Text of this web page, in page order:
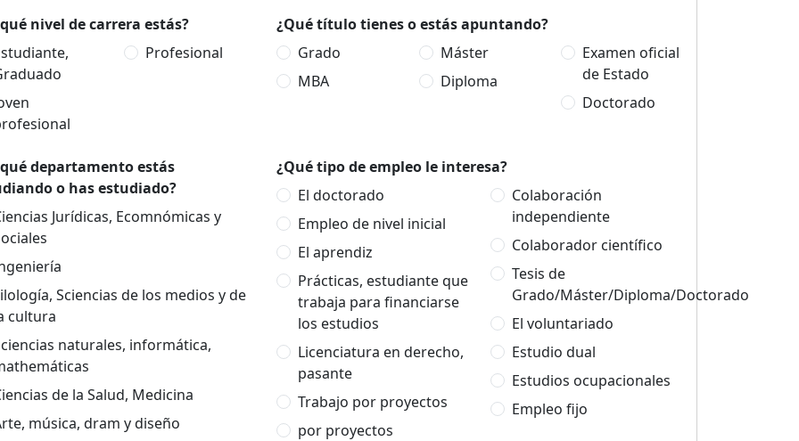
nivel de carrera estás?
Profesional
¿Qué título tienes o estás apuntando?
Grado
MBA
Máster
Diploma
Examen oficial
de Estado
Doctorado
qué departamento estás
o has estudiado?
Jurídicas, Ecomnómicas y
Sciencias de los medios y de
cultura
naturales, informática,
de la Salud, Medicina
música, dram y diseño
¿Qué tipo de empleo le interesa?
El doctorado
Empleo de nivel inicial
El aprendiz
Prácticas, estudiante que
trabaja para financiarse
los estudios
Licenciatura en derecho,
pasante
Trabajo por proyectos
por proyectos
Colaboración
independiente
Colaborador científico
Tesis de
Grado/Máster/Diploma/Doctorado
El voluntariado
Estudio dual
Estudios ocupacionales
Empleo fijo